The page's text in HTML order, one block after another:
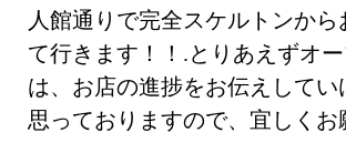
人館通りで完全スケルトンから
て行きます！！.とりあえずオ
は、お店の進捗をお伝えしてい
思っておりますので、宜しくお